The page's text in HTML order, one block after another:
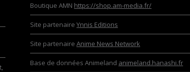
Boutique AMN https://shop.am-media.fr/
Site partenaire Ynnis Editions
Site partenaire Anime News Network
Base de données Animeland animeland.hanashi.fr